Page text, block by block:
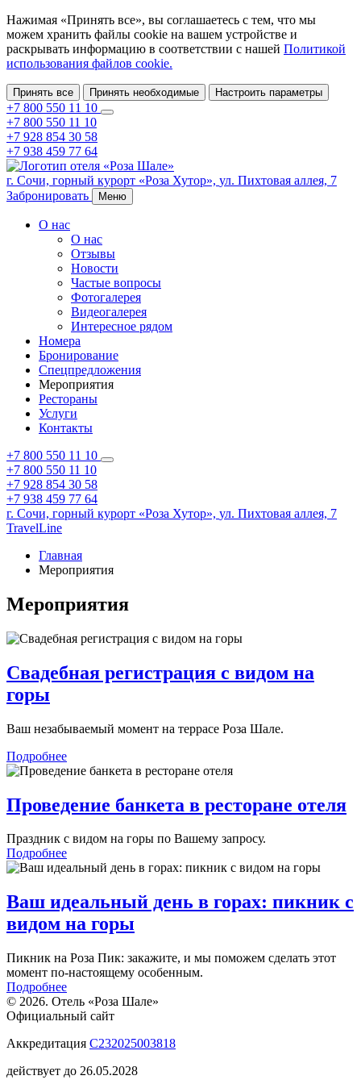
Нажимая «Принять все», вы соглашаетесь с тем, что мы
можем хранить файлы cookie на вашем устройстве и
раскрывать информацию в соответствии с нашей Политикой
использования файлов cookie.
Принять все Принять необходимые Настроить параметры
+7 800 550 11 10
+7 800 550 11 10
+7 928 854 30 58
+7 938 459 77 64
г. Сочи, горный курорт «Роза Хутор», ул. Пихтовая аллея, 7
Забронировать
Меню
О нас
О нас
Отзывы
Новости
Частые вопросы
Фотогалерея
Видеогалерея
Интересное рядом
Номера
Бронирование
Спецпредложения
Мероприятия
Рестораны
Услуги
Контакты
+7 800 550 11 10
+7 800 550 11 10
+7 928 854 30 58
+7 938 459 77 64
г. Сочи, горный курорт «Роза Хутор», ул. Пихтовая аллея, 7
TravelLine
Главная
Мероприятия
Мероприятия
Свадебная регистрация с видом на
горы
Ваш незабываемый момент на террасе Роза Шале.
Подробнее
Проведение банкета в ресторане отеля
Праздник с видом на горы по Вашему запросу.
Подробнее
Ваш идеальный день в горах: пикник с
видом на горы
Пикник на Роза Пик: закажите, и мы поможем сделать этот
момент по-настоящему особенным.
Подробнее
© 2026. Отель «Роза Шале»
Официальный сайт
Аккредитация С232025003818
действует до 26.05.2028